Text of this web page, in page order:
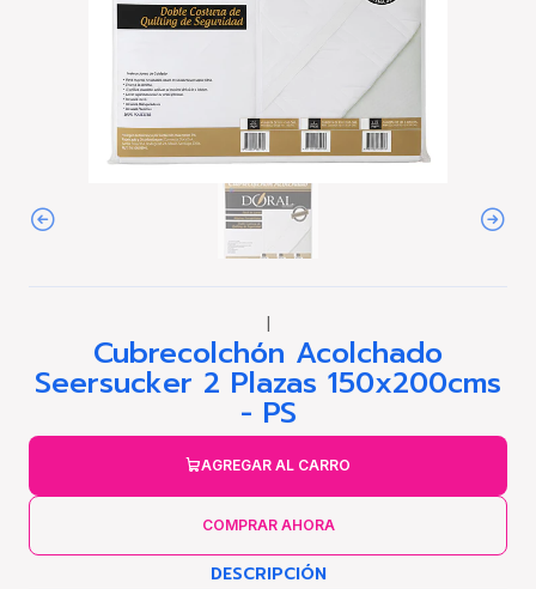
|
Cubrecolchón Acolchado
Seersucker 2 Plazas 150x200cms
- PS
AGREGAR AL CARRO
COMPRAR AHORA
DESCRIPCIÓN